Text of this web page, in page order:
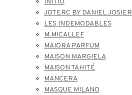
INITIO
JOTERC BY DANIEL JOSIER
LES INDEMODABLES
M.MICALLEF
MAIORA PARFUM
MAISON MARGIELA
MAISON TAHITÉ
MANCERA
MASQUE MILANO